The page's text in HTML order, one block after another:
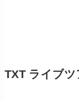
TXT ライブツ